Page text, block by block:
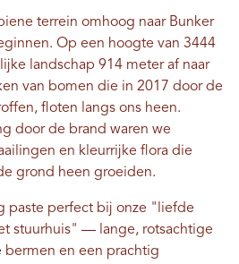
terrein omhoog naar Bunker
Op een hoogte van 3444
landschap 914 meter af naar
van bomen die in 2017 door de
floten langs ons heen.
door de brand waren we
en kleurrijke flora die
grond heen groeiden.
paste perfect bij onze "liefde
stuurhuis" — lange, rotsachtige
en een prachtig